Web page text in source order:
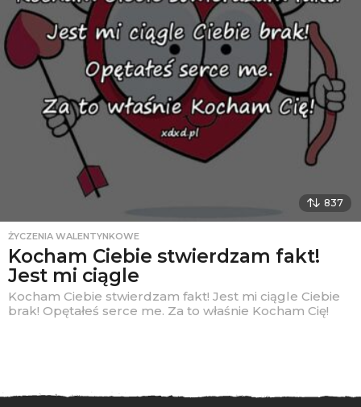
837
ŻYCZENIA WALENTYNKOWE
Kocham Ciebie stwierdzam fakt!
Jest mi ciągle
Kocham Ciebie stwierdzam fakt! Jest mi ciągle Ciebie
brak! Opętałeś serce me. Za to właśnie Kocham Cię!